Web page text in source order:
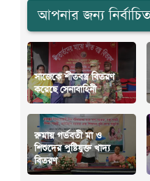
আপনার জন্য নির্বাচিত
সাজেকে শীতবস্ত্র বিতরণ
করেছে সেনাবাহিনী
রুমায় গর্ভবতী মা ও
শিশুদের পুষ্টিযুক্ত খাদ্য
বিতরণ